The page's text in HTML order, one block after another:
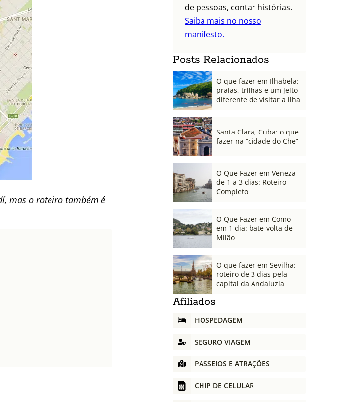
mas o roteiro também é
de pessoas, contar histórias.
Saiba mais no nosso
manifesto.
Posts Relacionados
O que fazer em Ilhabela:
praias, trilhas e um jeito
diferente de visitar a ilha
Santa Clara, Cuba: o que
fazer na “cidade do Che”
O Que Fazer em Veneza
de 1 a 3 dias: Roteiro
Completo
O Que Fazer em Como
em 1 dia: bate-volta de
Milão
O que fazer em Sevilha:
roteiro de 3 dias pela
capital da Andaluzia
Afiliados
HOSPEDAGEM
SEGURO VIAGEM
PASSEIOS E ATRAÇÕES
CHIP DE CELULAR